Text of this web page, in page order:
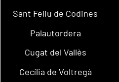
Sant Feliu de Codines
Palautordera
Cugat del Vallès
Cecília de Voltregà